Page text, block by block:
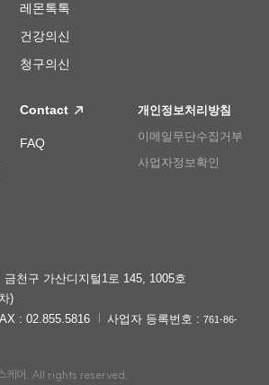
레몬톡톡
건강의신
청구의신
Contact
FAQ
개인정보처리방침
이메일무단수집거부
사업자정보확인
금천구 가산디지털1로 145, 1005호
)
: 02.855.5816 사업자 등록번호 : 761-86-
케어. All rights reserved.